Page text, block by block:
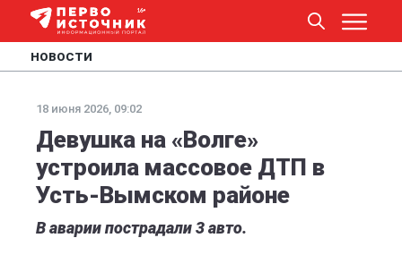
НОВОСТИ
18 июня 2026, 09:02
Девушка на «Волге»
устроила массовое ДТП в
Усть-Вымском районе
В аварии пострадали 3 авто.